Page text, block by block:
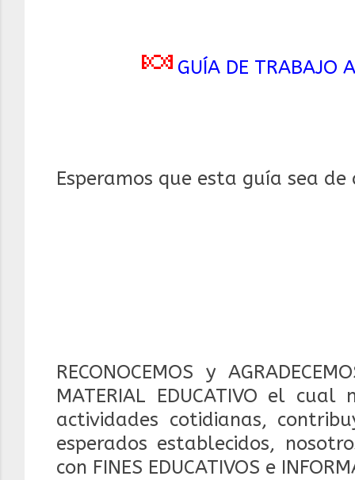
🍬 GUÍA DE TRABAJO
Esperamos que esta guía sea
RECONOCEMOS y
MATERIAL EDUCATIVO el
actividades cotidianas,
esperados establecidos,
con FINES EDUCATIVOS e